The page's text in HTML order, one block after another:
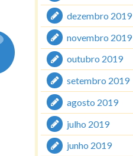
dezembro 2019
novembro 2019
outubro 2019
setembro 2019
agosto 2019
julho 2019
junho 2019